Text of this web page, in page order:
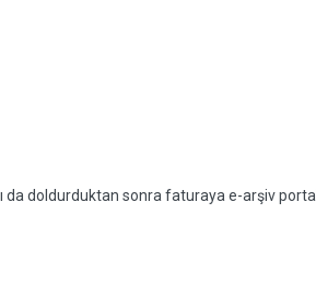
da doldurduktan sonra faturaya e-arşiv portal